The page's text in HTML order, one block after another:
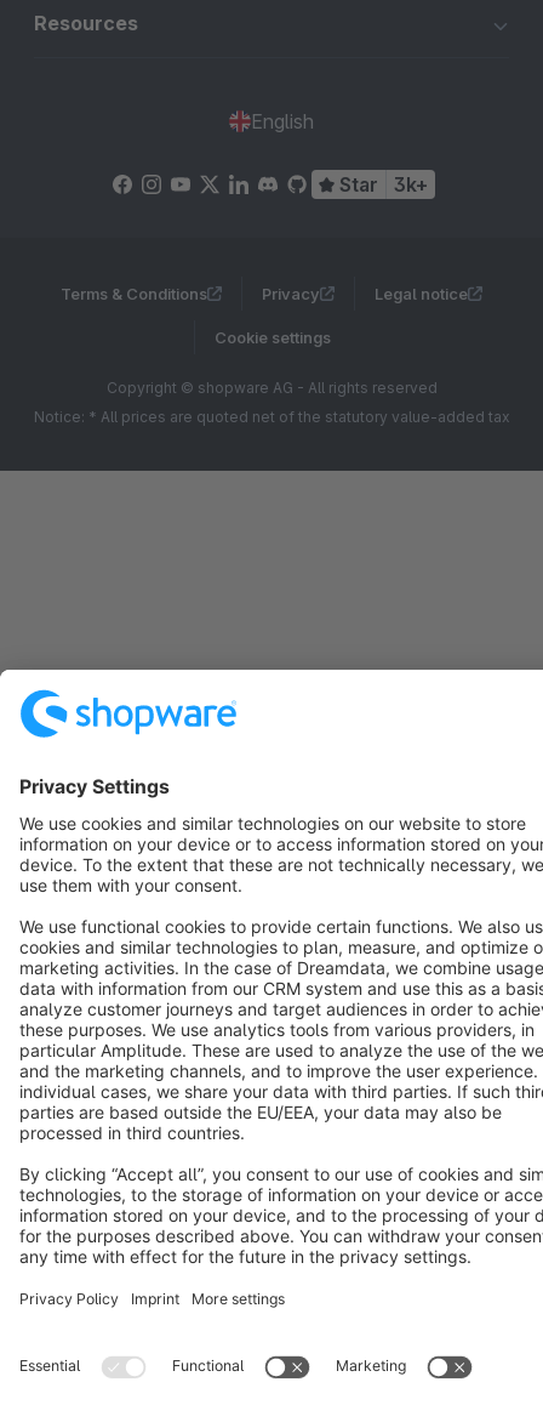
Resources
English
Star 3k+
Terms & Conditions Privacy Legal notice
Cookie settings
Copyright © shopware AG - All rights reserved
Notice: * All prices are quoted net of the statutory value-added tax